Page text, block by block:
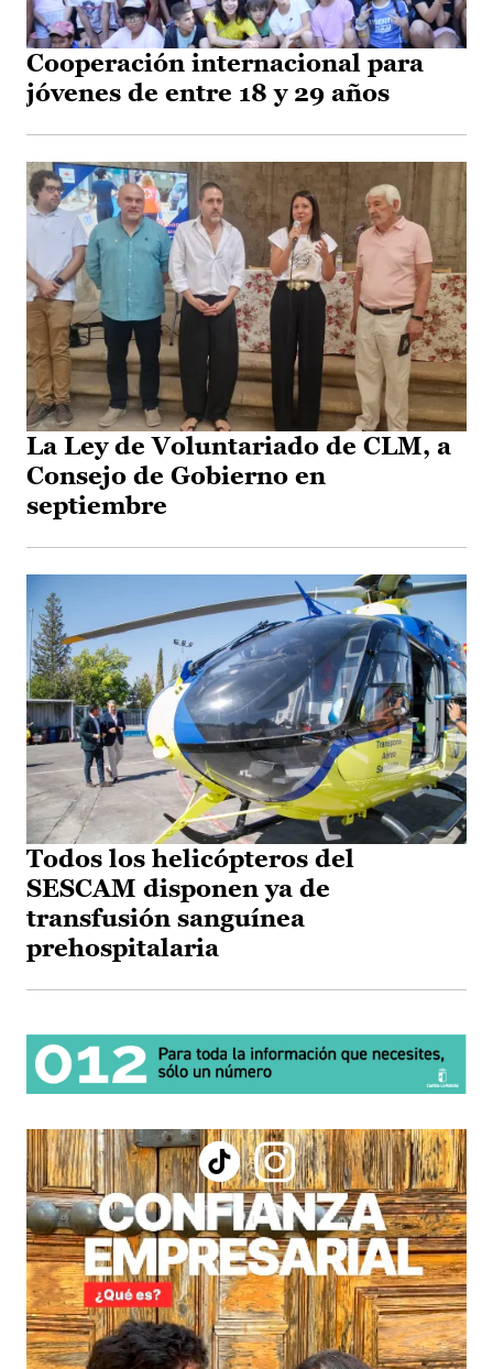
Cooperación internacional para
jóvenes de entre 18 y 29 años
La Ley de Voluntariado de CLM, a
Consejo de Gobierno en
septiembre
Todos los helicópteros del
SESCAM disponen ya de
transfusión sanguínea
prehospitalaria